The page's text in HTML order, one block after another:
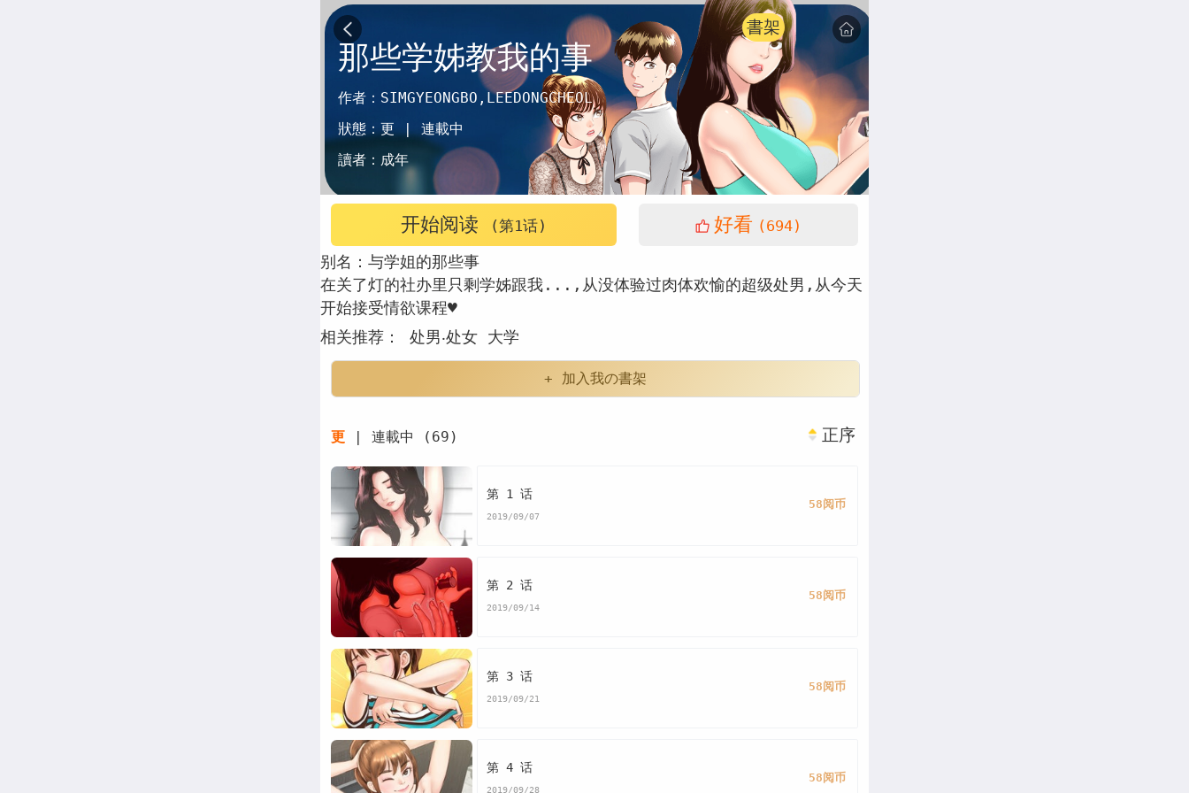
書架
那些学姊教我的事
作者： SIMGYEONGBO,LEEDONGCHEOL
狀態： 更 | 連載中
讀者： 成年
开始阅读 (第1话) 好看 (694)
别名： 与学姐的那些事
在关了灯的社办里只剩学姊跟我...,从没体验过肉体欢愉的超级处男,从今天
开始接受情欲课程♥
相关推荐：
处男‧处女 大学
+ 加入我の書架
更 | 連載中 (69) 正序
第 1 话
2019/09/07
58阅币
第 2 话
2019/09/14
58阅币
第 3 话
2019/09/21
58阅币
第 4 话
2019/09/28
58阅币